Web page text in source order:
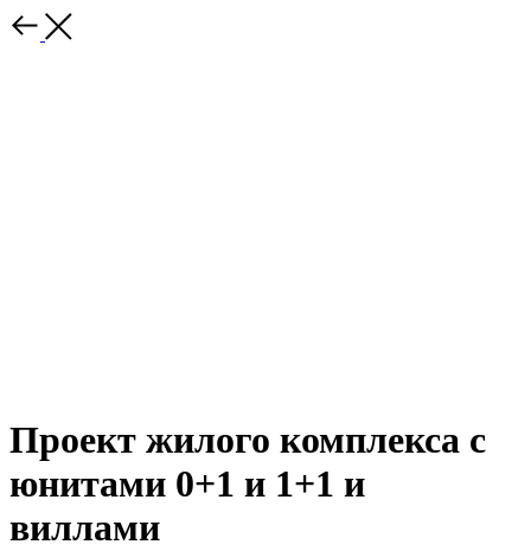
Проект жилого комплекса с
юнитами 0+1 и 1+1 и
виллами